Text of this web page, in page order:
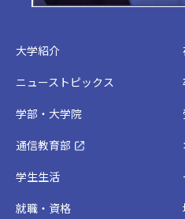
大学紹介
ニューストピックス
学部・大学院
通信教育部
学生生活
就職・資格